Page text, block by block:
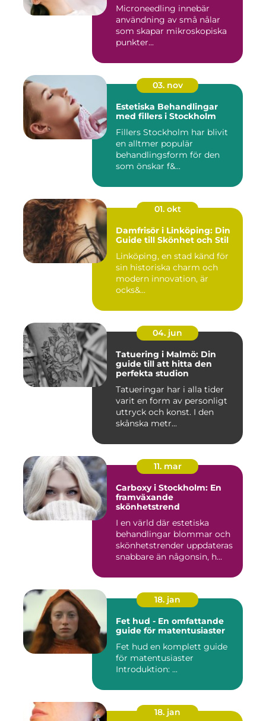
Microneedling innebär
användning av små nålar
som skapar mikroskopiska
punkter...
03. nov
Estetiska Behandlingar
med fillers i Stockholm
Fillers Stockholm har blivit
en alltmer populär
behandlingsform för den
som önskar f&...
01. okt
Damfrisör i Linköping: Din
Guide till Skönhet och Stil
Linköping, en stad känd för
sin historiska charm och
modern innovation, är
ocks&...
04. jun
Tatuering i Malmö: Din
guide till att hitta den
perfekta studion
Tatueringar har i alla tider
varit en form av personligt
uttryck och konst. I den
skånska metr...
11. mar
Carboxy i Stockholm: En
framväxande
skönhetstrend
I en värld där estetiska
behandlingar blommar och
skönhetstrender uppdateras
snabbare än någonsin, h...
18. jan
Fet hud - En omfattande
guide för matentusiaster
Fet hud en komplett guide
för matentusiaster
Introduktion: ...
18. jan